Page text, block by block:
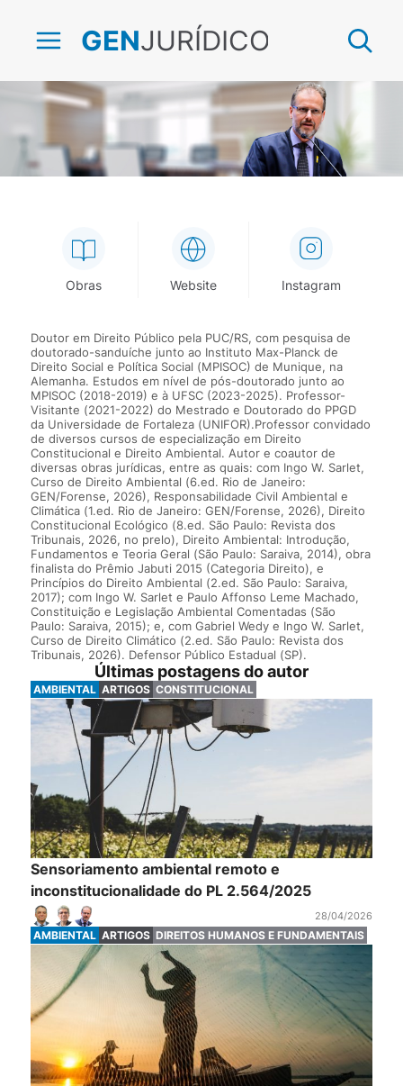
GENJURÍDICO
Obras Website Instagram
Doutor em Direito Público pela PUC/RS, com pesquisa de
doutorado-sanduíche junto ao Instituto Max-Planck de
Direito Social e Política Social (MPISOC) de Munique, na
Alemanha. Estudos em nível de pós-doutorado junto ao
MPISOC (2018-2019) e à UFSC (2023-2025). Professor-
Visitante (2021-2022) do Mestrado e Doutorado do PPGD
da Universidade de Fortaleza (UNIFOR).Professor convidado
de diversos cursos de especialização em Direito
Constitucional e Direito Ambiental. Autor e coautor de
diversas obras jurídicas, entre as quais: com Ingo W. Sarlet,
Curso de Direito Ambiental (6.ed. Rio de Janeiro:
GEN/Forense, 2026), Responsabilidade Civil Ambiental e
Climática (1.ed. Rio de Janeiro: GEN/Forense, 2026), Direito
Constitucional Ecológico (8.ed. São Paulo: Revista dos
Tribunais, 2026, no prelo), Direito Ambiental: Introdução,
Fundamentos e Teoria Geral (São Paulo: Saraiva, 2014), obra
finalista do Prêmio Jabuti 2015 (Categoria Direito), e
Princípios do Direito Ambiental (2.ed. São Paulo: Saraiva,
2017); com Ingo W. Sarlet e Paulo Affonso Leme Machado,
Constituição e Legislação Ambiental Comentadas (São
Paulo: Saraiva, 2015); e, com Gabriel Wedy e Ingo W. Sarlet,
Curso de Direito Climático (2.ed. São Paulo: Revista dos
Tribunais, 2026). Defensor Público Estadual (SP).
Últimas postagens do autor
AMBIENTAL ARTIGOS CONSTITUCIONAL
Sensoriamento ambiental remoto e
inconstitucionalidade do PL 2.564/2025
28/04/2026
AMBIENTAL ARTIGOS DIREITOS HUMANOS E FUNDAMENTAIS